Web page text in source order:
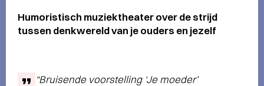
Humoristisch muziektheater over de strijd
tussen denkwereld van je ouders en jezelf
“Bruisende voorstelling ‘Je moeder’